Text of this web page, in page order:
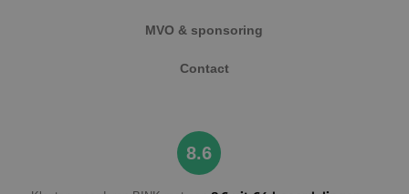
MVO & sponsoring
Contact
8.6